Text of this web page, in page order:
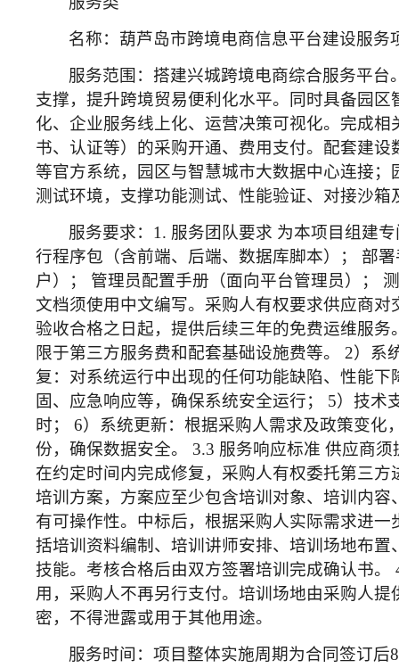
名称：葫芦岛市跨境电商信息平台建设服务
服务范围：搭建兴城跨境电商综合服务平
支撑，提升跨境贸易便利化水平。同时具备园
化、企业服务线上化、运营决策可视化。完成
书、认证等）的采购开通、费用支付。配套建
等官方系统，园区与智慧城市大数据中心连接
测试环境，支撑功能测试、性能验证、对接沙箱
服务要求： 1. 服务团队要求 为本项目组建
行程序包（含前端、后端、数据库脚本）； 部
户）； 管理员配置手册（面向平台管理员）；
文档须使用中文编写。采购人有权要求供应商
验收合格之日起，提供后续三年的免费运维服
限于第三方服务费和配套基础设施费等。 2）
复：对系统运行中出现的任何功能缺陷、性能
固、应急响应等，确保系统安全运行； 5）技
时； 6）系统更新：根据采购人需求及政策变
份，确保数据安全。 3.3 服务响应标准 供应商
在约定时间内完成修复，采购人有权委托第三
培训方案，方案应至少包含培训对象、培训内
有可操作性。中标后，根据采购人实际需求进
括培训资料编制、培训讲师安排、培训场地布
技能。考核合格后由双方签署培训完成确认书
用，采购人不再另行支付。培训场地由采购人
密，不得泄露或用于其他用途。
服务时间：项目整体实施周期为合同签订后